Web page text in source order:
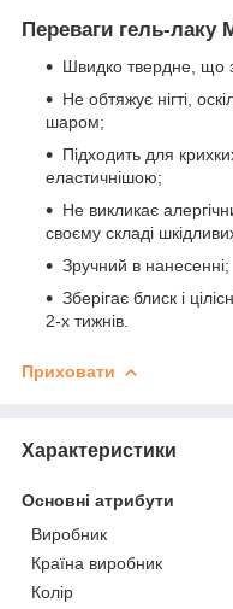
Переваги гель-лаку
Швидко твердне, що
Не обтяжує нігті,
шаром;
Підходить для
еластичнішою;
Не викликає
своєму складі
Зручний в нанесенні;
Зберігає блиск і
2-х тижнів.
Приховати
Характеристики
Основні атрибути
Виробник
Країна виробник
Колір